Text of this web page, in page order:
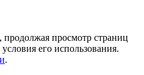
просмотр страниц
его использования.
.